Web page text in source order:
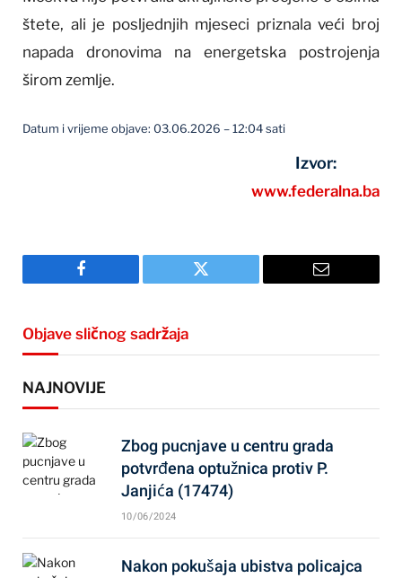
štete, ali je posljednjih mjeseci priznala veći broj
napada dronovima na energetska postrojenja
širom zemlje.
Datum i vrijeme objave: 03.06.2026 – 12:04 sati
Izvor:
www.federalna.ba
Facebook Twitter Email
Objave sličnog sadržaja
NAJNOVIJE
Zbog pucnjave u centru grada
potvrđena optužnica protiv P.
Janjića (17474)
10/06/2024
Nakon pokušaja ubistva policajca